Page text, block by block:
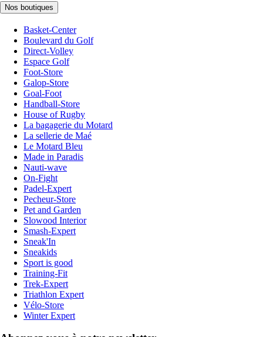
Nos boutiques
Basket-Center
Boulevard du Golf
Direct-Volley
Espace Golf
Foot-Store
Galop-Store
Goal-Foot
Handball-Store
House of Rugby
La bagagerie du Motard
La sellerie de Maé
Le Motard Bleu
Made in Paradis
Nauti-wave
On-Fight
Padel-Expert
Pecheur-Store
Pet and Garden
Slowood Interior
Smash-Expert
Sneak'In
Sneakids
Sport is good
Training-Fit
Trek-Expert
Triathlon Expert
Vélo-Store
Winter Expert